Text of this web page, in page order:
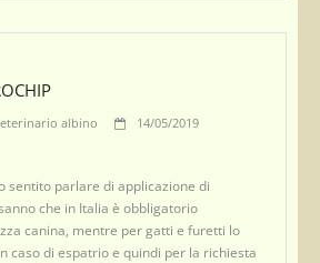
albino
14/05/2019
sentito parlare di applicazione di
che in Italia è obbligatorio
canina, mentre per gatti e furetti lo
caso di espatrio e quindi per la richiesta